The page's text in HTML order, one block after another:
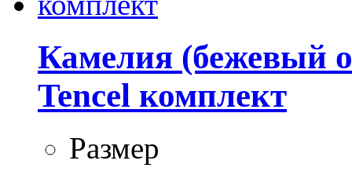
Камелия (бежевый
Tencel комплект
Размер